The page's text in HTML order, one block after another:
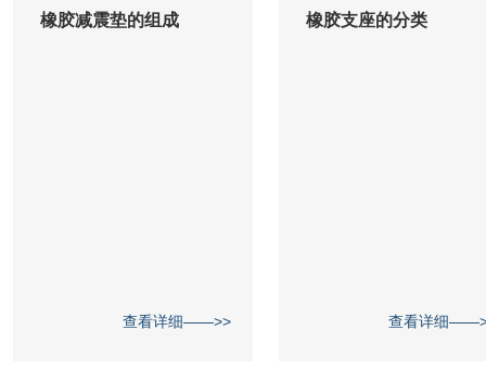
橡胶减震垫的组成
查看详细——>>
橡胶支座的分类
查看详细